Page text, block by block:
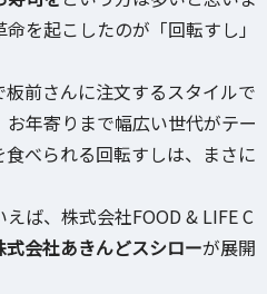
を起こしたのが「回転すし」
前さんに注文するスタイルで
年寄りまで幅広い世代がテー
べられる回転すしは、まさに
ば、株式会社FOOD & LIFE C
式会社あきんどスシローが展開